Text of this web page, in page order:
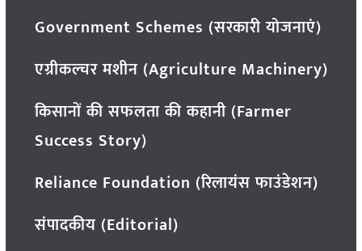
Government Schemes (सरकारी योजनाएं)
एग्रीकल्चर मशीन (Agriculture Machinery)
किसानों की सफलता की कहानी (Farmer
Success Story)
Reliance Foundation (रिलायंस फाउंडेशन)
संपादकीय (Editorial)